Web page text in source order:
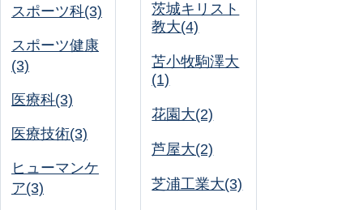
スポーツ科(3)
スポーツ健康
(3)
医療科(3)
医療技術(3)
ヒューマンケ
ア(3)
茨城キリスト
教大(4)
苫小牧駒澤大
(1)
花園大(2)
芦屋大(2)
芝浦工業大(3)